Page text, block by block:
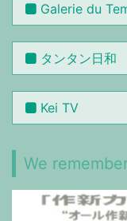
Galerie du
タンタン日和
Kei TV
We